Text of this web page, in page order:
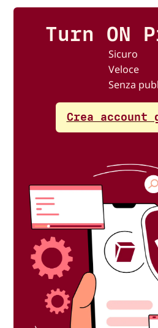
Turn ON
Sicuro
Veloce
Senza
Crea account